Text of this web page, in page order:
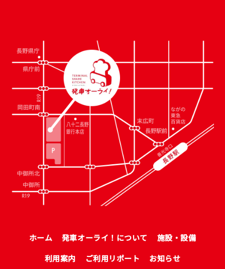
ホーム 発車オーライ！について
施設・設備
利用案内
ご利用リポート お知らせ